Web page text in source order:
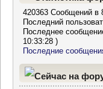
420363 Сообщений в
Последний
Последнее
10:33:28 )
Последние